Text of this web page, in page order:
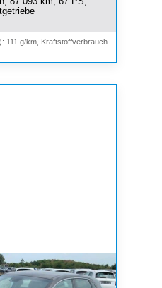
111 g/km, Kraftstoffverbrauch